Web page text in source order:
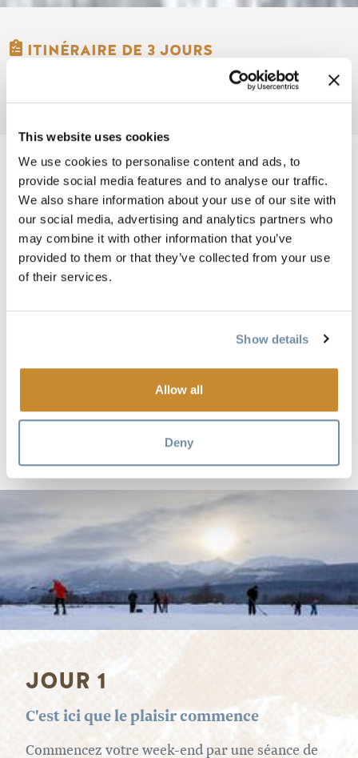
This website uses cookies
We use cookies to personalise content and ads, to
provide social media features and to analyse our traffic.
We also share information about your use of our site with
our social media, advertising and analytics partners who
may combine it with other information that you’ve
provided to them or that they’ve collected from your use
of their services.
Show details
Allow all
Deny
ITINÉRAIRE DE 3 JOURS
WEEK-END D'HIVER
A moins de 3 heures de route de Calgary à Golden, il est
facile de profiter de l'abondante poudreuse champagne dans
un véritable paradis de montagne.
Ne manquez aucune activité en utilisant notre
planification de voyageen ligne pour créer votre
Week-end d'hiver 2019 - 3 jours de
découverte.pdf
JOUR 1
C'est ici que le plaisir commence
Commencez votre week-end par une séance de